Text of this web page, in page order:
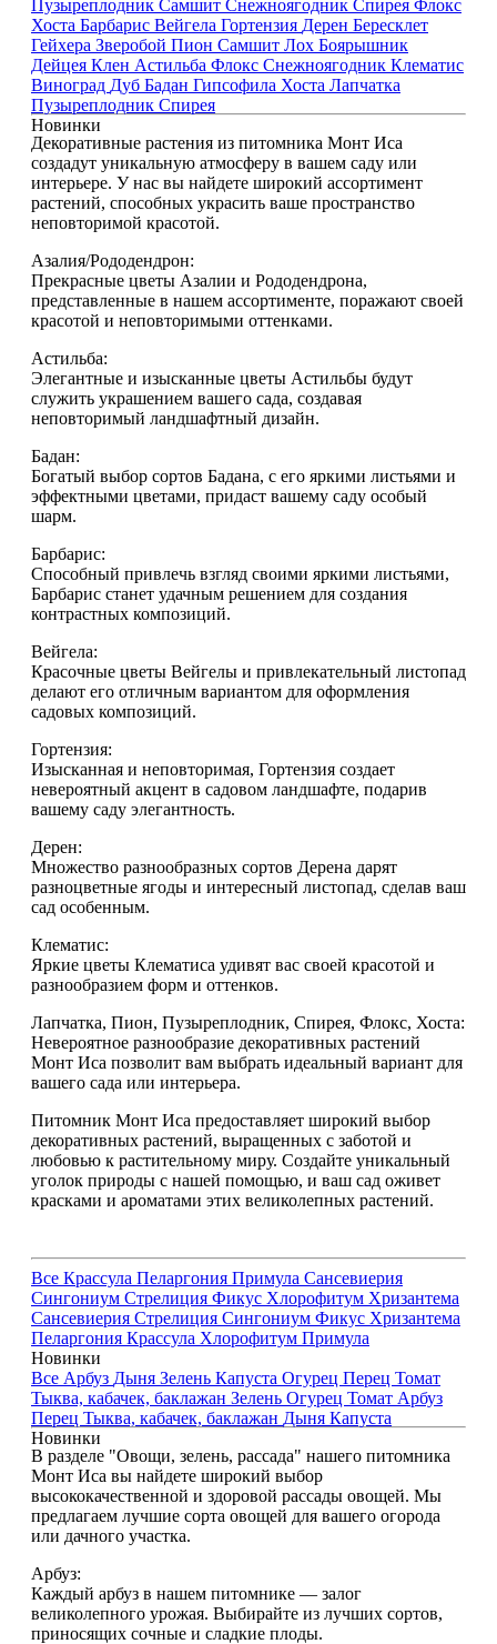
Пузыреплодник Самшит Снежноягодник Спирея Флокс
Хоста Барбарис Вейгела Гортензия Дерен Бересклет
Гейхера Зверобой Пион Самшит Лох Боярышник
Дейцея Клен Астильба Флокс Снежноягодник Клематис
Виноград Дуб Бадан Гипсофила Хоста Лапчатка
Пузыреплодник Спирея
Новинки
Декоративные растения из питомника Монт Иса
создадут уникальную атмосферу в вашем саду или
интерьере. У нас вы найдете широкий ассортимент
растений, способных украсить ваше пространство
неповторимой красотой.
Азалия/Рододендрон:
Прекрасные цветы Азалии и Рододендрона,
представленные в нашем ассортименте, поражают своей
красотой и неповторимыми оттенками.
Астильба:
Элегантные и изысканные цветы Астильбы будут
служить украшением вашего сада, создавая
неповторимый ландшафтный дизайн.
Бадан:
Богатый выбор сортов Бадана, с его яркими листьями и
эффектными цветами, придаст вашему саду особый
шарм.
Барбарис:
Способный привлечь взгляд своими яркими листьями,
Барбарис станет удачным решением для создания
контрастных композиций.
Вейгела:
Красочные цветы Вейгелы и привлекательный листопад
делают его отличным вариантом для оформления
садовых композиций.
Гортензия:
Изысканная и неповторимая, Гортензия создает
невероятный акцент в садовом ландшафте, подарив
вашему саду элегантность.
Дерен:
Множество разнообразных сортов Дерена дарят
разноцветные ягоды и интересный листопад, сделав ваш
сад особенным.
Клематис:
Яркие цветы Клематиса удивят вас своей красотой и
разнообразием форм и оттенков.
Лапчатка, Пион, Пузыреплодник, Спирея, Флокс, Хоста:
Невероятное разнообразие декоративных растений
Монт Иса позволит вам выбрать идеальный вариант для
вашего сада или интерьера.
Питомник Монт Иса предоставляет широкий выбор
декоративных растений, выращенных с заботой и
любовью к растительному миру. Создайте уникальный
уголок природы с нашей помощью, и ваш сад оживет
красками и ароматами этих великолепных растений.
Все Крассула Пеларгония Примула Сансевиерия
Сингониум Стрелиция Фикус Хлорофитум Хризантема
Сансевиерия Стрелиция Сингониум Фикус Хризантема
Пеларгония Крассула Хлорофитум Примула
Новинки
Все Арбуз Дыня Зелень Капуста Огурец Перец Томат
Тыква, кабачек, баклажан Зелень Огурец Томат Арбуз
Перец Тыква, кабачек, баклажан Дыня Капуста
Новинки
В разделе "Овощи, зелень, рассада" нашего питомника
Монт Иса вы найдете широкий выбор
высококачественной и здоровой рассады овощей. Мы
предлагаем лучшие сорта овощей для вашего огорода
или дачного участка.
Арбуз:
Каждый арбуз в нашем питомнике — залог
великолепного урожая. Выбирайте из лучших сортов,
приносящих сочные и сладкие плоды.